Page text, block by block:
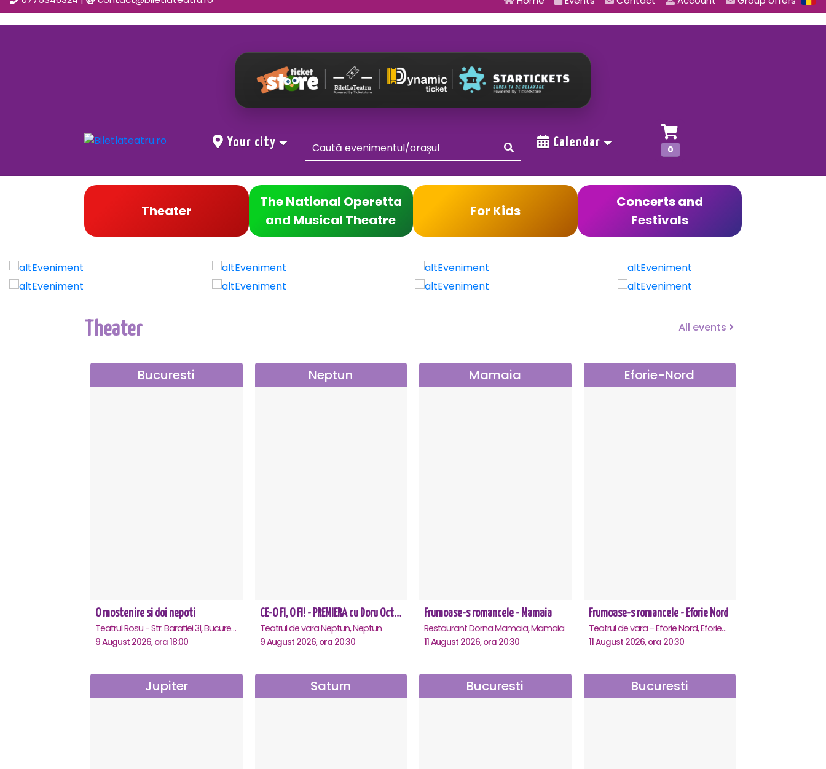
Your city Calendar
0
Theater
The National Operetta
and Musical Theatre
For Kids
Concerts and
Festivals
Theater All events
Bucuresti
O mostenire si doi nepoti
Teatrul Rosu - Str. Baratiei 31, Bucuresti
9 August 2026, ora 18:00
Neptun
CE-O FI, O FI! - PREMIERA cu Doru Octavian Dumitru - Neptun
Teatrul de vara Neptun, Neptun
9 August 2026, ora 20:30
Mamaia
Frumoase-s romancele - Mamaia
Restaurant Dorna Mamaia, Mamaia
11 August 2026, ora 20:30
Eforie-Nord
Frumoase-s romancele - Eforie Nord
Teatrul de vara - Eforie Nord, Eforie-Nord
11 August 2026, ora 20:30
Jupiter Saturn Bucuresti Bucuresti